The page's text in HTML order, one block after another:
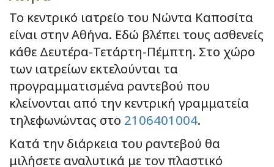
Το κεντρικό ιατρείο του Νώντα Καποσίτα
είναι στην Αθήνα. Εδώ βλέπει τους ασθενείς
κάθε Δευτέρα-Τετάρτη-Πέμπτη. Στο χώρο
των ιατρείων εκτελούνται τα
προγραμματισμένα ραντεβού που
κλείνονται από την κεντρική γραμματεία
τηλεφωνώντας στο 2106401004.
Κατά την διάρκεια του ραντεβού θα
μιλήσετε αναλυτικά με τον πλαστικό